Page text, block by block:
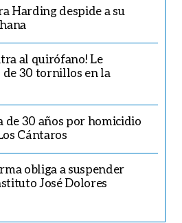
Harding despide a su
al quirófano! Le
30 tornillos en la
de 30 años por homicidio
Cántaros
obliga a suspender
José Dolores